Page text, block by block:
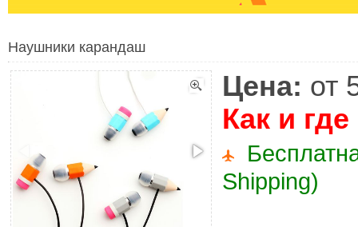
Наушники карандаш
Цена: от
Как и
Shipping)